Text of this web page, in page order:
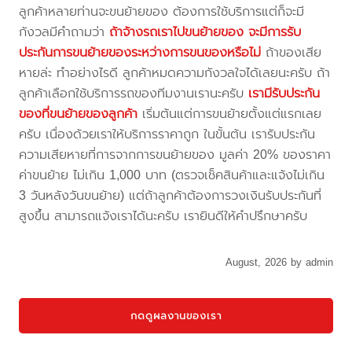
ลูกค้าหลายท่านจะขนย้ายของ ต้องการใช้บริการแต่ก็จะมี
กังวลมีคำถามว่า ถ้าจ้างรถเราไปขนย้ายของ จะมีการรับ
ประกันการขนย้ายของระหว่างการขนของหรือไม่ ถ้าของเสีย
หายล่ะ ทำอย่างไรดี ลูกค้าหมดความกังวลใจได้เลยนะครับ ถ้า
ลูกค้าเลือกใช้บริการรถของทีมงานเรานะครับ เรามีรับประกัน
ของที่ขนย้ายของลูกค้า เริ่มต้นแต่การขนย้ายตั้งแต่แรกเลย
ครับ เนื่องด้วยเราให้บริการราคาถูก ในขั้นต้น เรารับประกัน
ความเสียหายที่การจากการขนย้ายของ มูลค่า 20% ของราคา
ค่าขนย้าย ไม่เกิน 1,000 บาท (ตรวจเช็คสินค้าและแจ้งไม่เกิน
3 วันหลังวันขนย้าย) แต่ถ้าลูกค้าต้องการวงเงินรับประกันที่
สูงขึ้น สามารถแจ้งเราได้นะครับ เรายินดีให้คำปรึกษาครับ
August, 2026 by admin
กดดูผลงานของเรา